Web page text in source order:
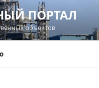
ПОРТАЛ
объектов